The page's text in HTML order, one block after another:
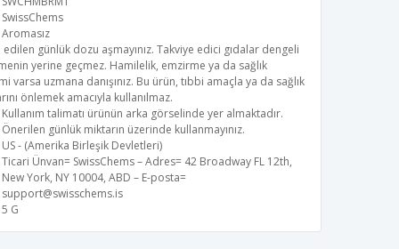
SwissChems
Aromasız
edilen günlük dozu aşmayınız. Takviye edici gıdalar dengeli
yerine geçmez. Hamilelik, emzirme ya da sağlık
varsa uzmana danışınız. Bu ürün, tıbbi amaçla ya da sağlık
önlemek amacıyla kullanılmaz.
Kullanım talimatı ürünün arka görselinde yer almaktadır.
Önerilen günlük miktarın üzerinde kullanmayınız.
US - (Amerika Birleşik Devletleri)
Ticari Ünvan= SwissChems – Adres= 42 Broadway FL 12th,
New York, NY 10004, ABD – E-posta=
support@swisschems.is
5 G